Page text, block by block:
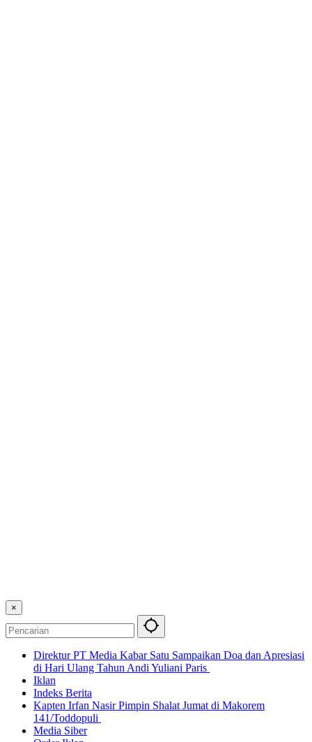
×
Direktur PT Media Kabar Satu Sampaikan Doa dan Apresiasi
di Hari Ulang Tahun Andi Yuliani Paris
Iklan
Indeks Berita
Kapten Irfan Nasir Pimpin Shalat Jumat di Makorem
141/Toddopuli
Media Siber